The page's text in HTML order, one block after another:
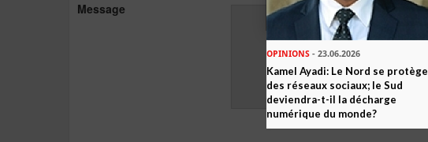
Message
OPINIONS - 23.06.2026
Kamel Ayadi: Le Nord se protège
des réseaux sociaux; le Sud
deviendra-t-il la décharge
numérique du monde?